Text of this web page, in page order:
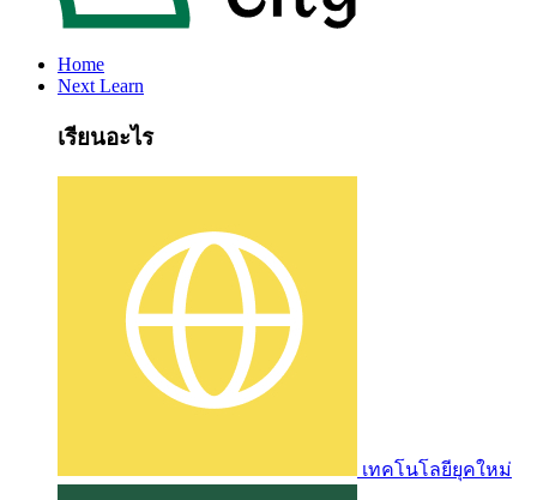
Home
Next Learn
เรียนอะไร
เทคโนโลยียุคใหม่